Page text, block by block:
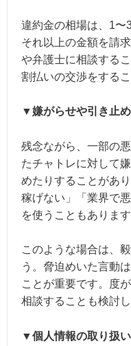
違約金の相場は、1〜
それ以上の金額を請
や弁護士に相談する
割払いの交渉をする
▼嫌がらせや引き止
残念ながら、一部の
たチャトレに対して
めたりすることがあ
稼げない」「業界で
を使うこともあります
このような場合は、
う。脅迫めいた言動
ことが重要です。度
相談することも検討し
▼個人情報の取り扱い